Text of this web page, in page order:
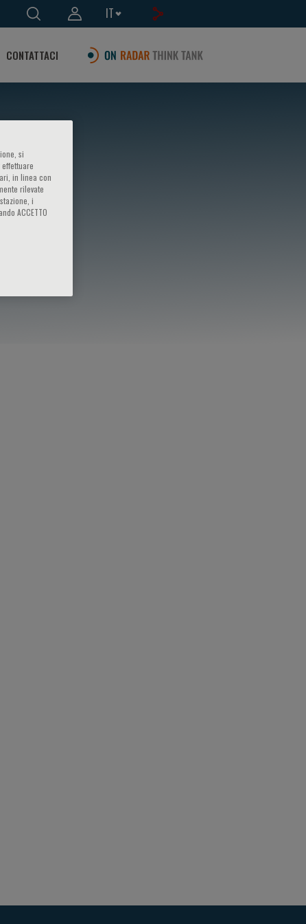
IT
CONTATTACI
si
in linea con
rilevate
i
ACCETTO